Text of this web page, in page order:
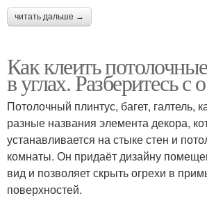
читать дальше →
Как клеить
в углах. Разберитесь с
Потолочный плинтус, багет, галтель,
разные названия элемента декора,
устанавливается на стыке стен и
комнаты. Он придаёт дизайну
вид и позволяет скрыть огрехи в
поверхностей.